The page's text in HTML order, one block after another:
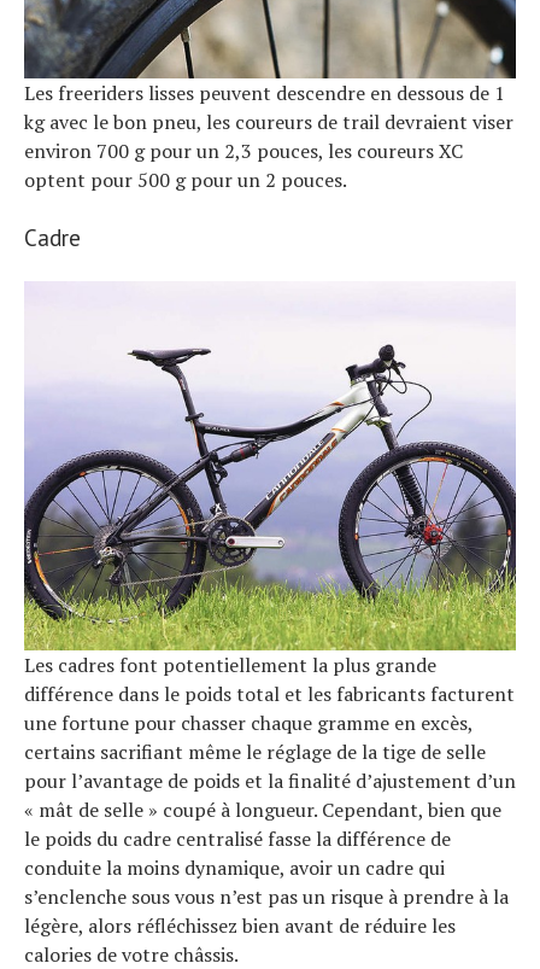
Les freeriders lisses peuvent descendre en dessous de 1
kg avec le bon pneu, les coureurs de trail devraient viser
environ 700 g pour un 2,3 pouces, les coureurs XC
optent pour 500 g pour un 2 pouces.
Cadre
Les cadres font potentiellement la plus grande
différence dans le poids total et les fabricants facturent
une fortune pour chasser chaque gramme en excès,
certains sacrifiant même le réglage de la tige de selle
pour l’avantage de poids et la finalité d’ajustement d’un
« mât de selle » coupé à longueur. Cependant, bien que
le poids du cadre centralisé fasse la différence de
conduite la moins dynamique, avoir un cadre qui
s’enclenche sous vous n’est pas un risque à prendre à la
légère, alors réfléchissez bien avant de réduire les
calories de votre châssis.